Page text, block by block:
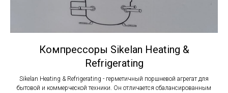
Компрессоры Sikelan Heating &
Refrigerating
Sikelan Heating & Refrigerating - герметичный поршневой агрегат для
бытовой и коммерческой техники. Он отличается сбалансированным